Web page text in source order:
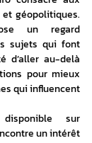
géopolitiques.
un regard
sujets qui font
d’aller au-delà
pour mieux
qui influencent
sur
un intérêt